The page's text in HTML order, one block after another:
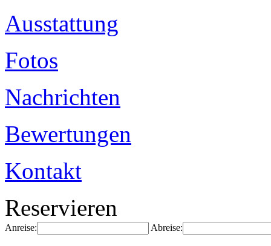
Ausstattung
Fotos
Nachrichten
Bewertungen
Kontakt
Reservieren
Anreise: Abreise: